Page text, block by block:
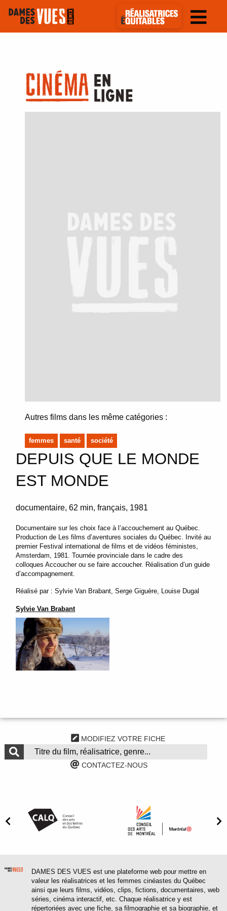
Autres films dans les même catégories :
femmes santé société
DEPUIS QUE LE MONDE
EST MONDE
documentaire 62 min français 1981
Documentaire sur les choix face à l’accouchement au Québec.
Production de Les films d’aventures sociales du Québec. Invité au
premier Festival international de films et de vidéos féministes,
Amsterdam, 1981. Tournée provinciale dans le cadre des
colloques Accoucher ou se faire accoucher. Réalisation d’un guide
d’accompagnement.
Réalisé par : Sylvie Van Brabant, Serge Giguère, Louise Dugal
Sylvie Van Brabant
MODIFIEZ VOTRE FICHE
CONTACTEZ-NOUS
DAMES DES VUES est une plateforme web pour mettre en
valeur les réalisatrices et les femmes cinéastes du Québec
ainsi que leurs films, vidéos, clips, fictions, documentaires, web
séries, cinéma interactif, etc. Chaque réalisatrice y est
répertoriées avec une fiche, sa filmographie et sa biographie, et